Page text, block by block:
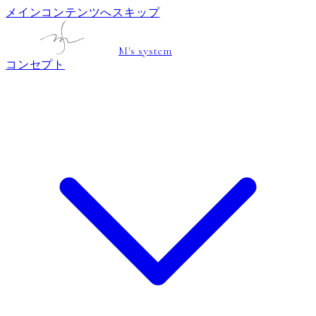
メインコンテンツへスキップ
M's system
コンセプト